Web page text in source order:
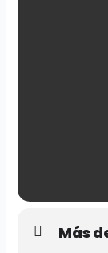
Más